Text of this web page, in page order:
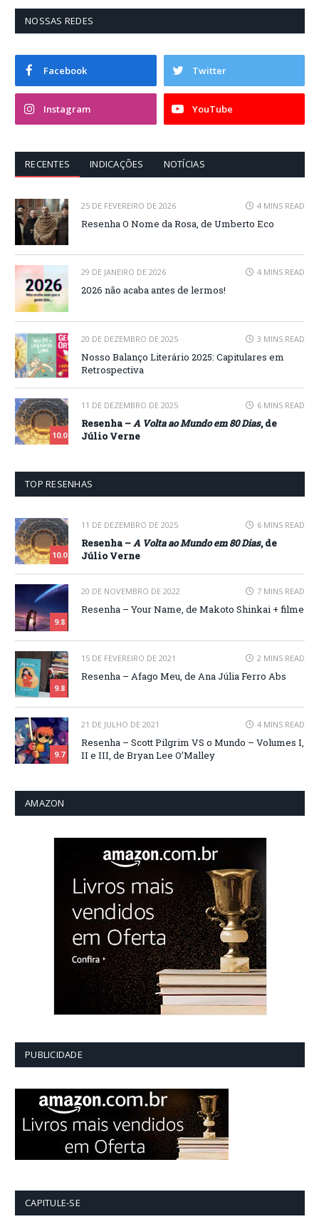
NOSSAS REDES
Facebook Twitter
Instagram YouTube
RECENTES INDICAÇÕES NOTÍCIAS
25 DE FEVEREIRO DE 2026 4 MINS READ
Resenha O Nome da Rosa, de Umberto Eco
29 DE JANEIRO DE 2026 4 MINS READ
2026 não acaba antes de lermos!
20 DE DEZEMBRO DE 2025 3 MINS READ
Nosso Balanço Literário 2025: Capitulares em
Retrospectiva
10.0
11 DE DEZEMBRO DE 2025 6 MINS READ
Resenha –A Volta ao Mundo em 80 Dias, de
Júlio Verne
TOP RESENHAS
10.0
11 DE DEZEMBRO DE 2025 6 MINS READ
Resenha –A Volta ao Mundo em 80 Dias, de
Júlio Verne
9.8
20 DE NOVEMBRO DE 2022 7 MINS READ
Resenha – Your Name, de Makoto Shinkai + filme
9.8
15 DE FEVEREIRO DE 2021 2 MINS READ
Resenha – Afago Meu, de Ana Júlia Ferro Abs
9.7
21 DE JULHO DE 2021 4 MINS READ
Resenha – Scott Pilgrim VS o Mundo – Volumes I,
II e III, de Bryan Lee O’Malley
AMAZON
PUBLICIDADE
CAPITULE-SE